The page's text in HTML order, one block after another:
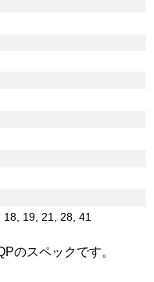
18, 19, 21, 28, 41
のスペックです。